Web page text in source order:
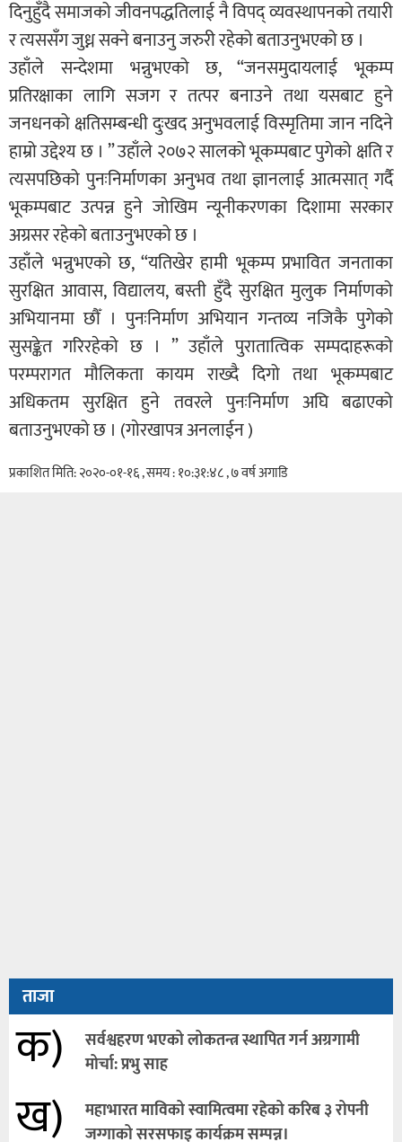
दिनुहुँदै समाजको जीवनपद्धतिलाई नै विपद् व्यवस्थापनको तयारी
र त्यससँग जुध्न सक्ने बनाउनु जरुरी रहेको बताउनुभएको छ ।
उहाँले सन्देशमा भन्नुभएको छ, “जनसमुदायलाई भूकम्प
प्रतिरक्षाका लागि सजग र तत्पर बनाउने तथा यसबाट हुने
जनधनको क्षतिसम्बन्धी दुःखद अनुभवलाई विस्मृतिमा जान नदिने
हाम्रो उद्देश्य छ । ” उहाँले २०७२ सालको भूकम्पबाट पुगेको क्षति र
त्यसपछिको पुनःनिर्माणका अनुभव तथा ज्ञानलाई आत्मसात् गर्दै
भूकम्पबाट उत्पन्न हुने जोखिम न्यूनीकरणका दिशामा सरकार
अग्रसर रहेको बताउनुभएको छ ।
उहाँले भन्नुभएको छ, “यतिखेर हामी भूकम्प प्रभावित जनताका
सुरक्षित आवास, विद्यालय, बस्ती हुँदै सुरक्षित मुलुक निर्माणको
अभियानमा छौँ । पुनःनिर्माण अभियान गन्तव्य नजिकै पुगेको
सुसङ्केत गरिरहेको छ । ” उहाँले पुरातात्विक सम्पदाहरूको
परम्परागत मौलिकता कायम राख्दै दिगो तथा भूकम्पबाट
अधिकतम सुरक्षित हुने तवरले पुनःनिर्माण अघि बढाएको
बताउनुभएको छ । (गाेरखापत्र अनलाईन )
प्रकाशित मिति: २०२०-०१-१६ , समय : १०:३१:४८ , ७ वर्ष अगाडि
ताजा
क)
सर्वश्वहरण भएको लोकतन्त्र स्थापित गर्न अग्रगामी
मोर्चा: प्रभु साह
ख)
महाभारत माविको स्वामित्वमा रहेको करिब ३ रोपनी
जग्गाको सरसफाइ कार्यक्रम सम्पन्न।